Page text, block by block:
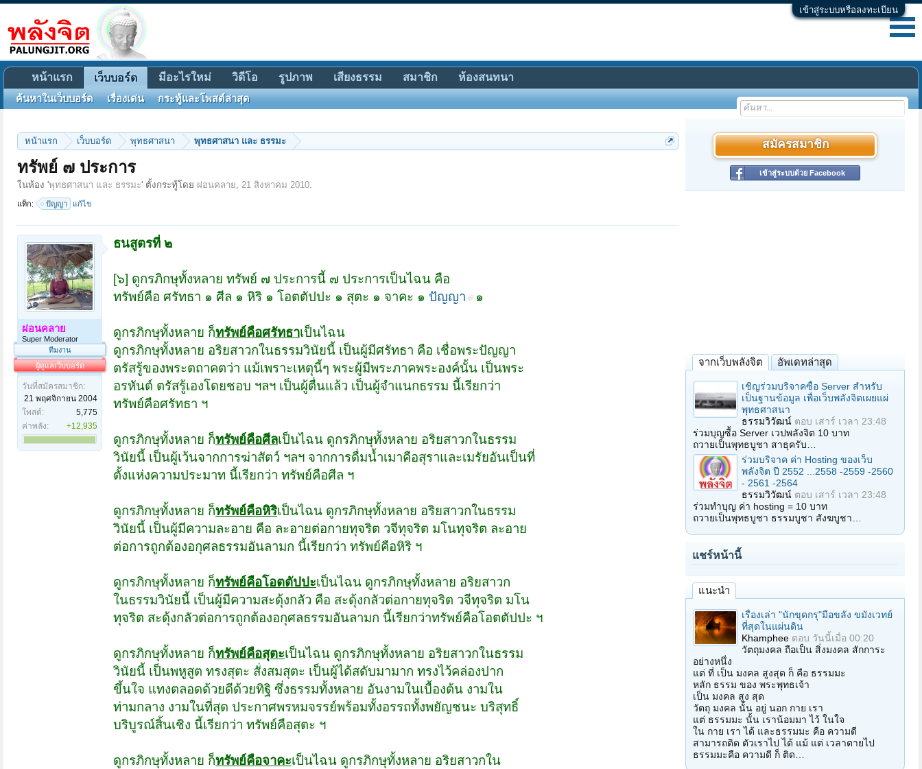
เข้าสู่ระบบหรือลงทะเบียน
หน้าแรก เว็บบอร์ด พุทธศาสนา พุทธศาสนา และ ธรรมะ
ทรัพย์ ๗ ประการ
ในห้อง 'พุทธศาสนา และ ธรรมะ' ตั้งกระทู้โดย ผ่อนคลาย, 21 สิงหาคม 2010.
แท็ก: ปัญญา แก้ไข
ผ่อนคลาย
Super Moderator
ทีมงาน
ผู้ดูแลเว็บบอร์ด
วันที่สมัครสมาชิก:
21 พฤศจิกายน 2004
โพสต์:
5,775
ค่าพลัง:
+12,935
ธนสูตรที่ ๒
[๖] ดูกรภิกษุทั้งหลาย ทรัพย์ ๗ ประการนี้ ๗ ประการเป็นไฉน คือ
ทรัพย์คือ ศรัทธา ๑ ศีล ๑ หิริ ๑ โอตตัปปะ ๑ สุตะ ๑ จาคะ ๑ ปัญญา ๑
ดูกรภิกษุทั้งหลาย ก็ทรัพย์คือศรัทธาเป็นไฉน
ดูกรภิกษุทั้งหลาย อริยสาวกในธรรมวินัยนี้ เป็นผู้มีศรัทธา คือ เชื่อพระปัญญา
ตรัสรู้ของพระตถาคตว่า แม้เพราะเหตุนี้ๆ พระผู้มีพระภาคพระองค์นั้น เป็นพระ
อรหันต์ ตรัสรู้เองโดยชอบ ฯลฯ เป็นผู้ตื่นแล้ว เป็นผู้จำแนกธรรม นี้เรียกว่า
ทรัพย์คือศรัทธา ฯ
ดูกรภิกษุทั้งหลาย ก็ทรัพย์คือศีลเป็นไฉน ดูกรภิกษุทั้งหลาย อริยสาวกในธรรม
วินัยนี้ เป็นผู้เว้นจากการฆ่าสัตว์ ฯลฯ จากการดื่มน้ำเมาคือสุราและเมรัยอันเป็นที่
ตั้งแห่งความประมาท นี้เรียกว่า ทรัพย์คือศีล ฯ
ดูกรภิกษุทั้งหลาย ก็ทรัพย์คือหิริเป็นไฉน ดูกรภิกษุทั้งหลาย อริยสาวกในธรรม
วินัยนี้ เป็นผู้มีความละอาย คือ ละอายต่อกายทุจริต วจีทุจริต มโนทุจริต ละอาย
ต่อการถูกต้องอกุศลธรรมอันลามก นี้เรียกว่า ทรัพย์คือหิริ ฯ
ดูกรภิกษุทั้งหลาย ก็ทรัพย์คือโอตตัปปะเป็นไฉน ดูกรภิกษุทั้งหลาย อริยสาวก
ในธรรมวินัยนี้ เป็นผู้มีความสะดุ้งกลัว คือ สะดุ้งกลัวต่อกายทุจริต วจีทุจริต มโน
ทุจริต สะดุ้งกลัวต่อการถูกต้องอกุศลธรรมอันลามก นี้เรียกว่าทรัพย์คือโอตตัปปะ ฯ
ดูกรภิกษุทั้งหลาย ก็ทรัพย์คือสุตะเป็นไฉน ดูกรภิกษุทั้งหลาย อริยสาวกในธรรม
วินัยนี้ เป็นพหูสูต ทรงสุตะ สั่งสมสุตะ เป็นผู้ได้สดับมามาก ทรงไว้คล่องปาก
ขึ้นใจ แทงตลอดด้วยดีด้วยทิฐิ ซึ่งธรรมทั้งหลาย อันงามในเบื้องต้น งามใน
ท่ามกลาง งามในที่สุด ประกาศพรหมจรรย์พร้อมทั้งอรรถทั้งพยัญชนะ บริสุทธิ์
บริบูรณ์สิ้นเชิง นี้เรียกว่า ทรัพย์คือสุตะ ฯ
ดูกรภิกษุทั้งหลาย ก็ทรัพย์คือจาคะเป็นไฉน ดูกรภิกษุทั้งหลาย อริยสาวกใน
สมัครสมาชิก
เข้าสู่ระบบด้วย Facebook
จากเว็บพลังจิต อัพเดทล่าสุด
เชิญร่วมบริจาคซื้อ Server สำหรับ
เป็นฐานข้อมูล เพื่อเว็บพลังจิตเผยแผ่
พุทธศาสนา
ธรรมวิวัฒน์ ตอบ เสาร์ เวลา 23:48
ร่วมบุญซื้อ Server เวปพลังจิต 10 บาท
ถวายเป็นพุทธบูชา สาธุครับ…
ร่วมบริจาค ค่า Hosting ของเว็บ
พลังจิต ปี 2552 ...2558 -2559 -2560
- 2561 -2564
ธรรมวิวัฒน์ ตอบ เสาร์ เวลา 23:48
ร่วมทำบุญ ค่า hosting = 10 บาท
ถวายเป็นพุทธบูชา ธรรมบูชา สังฆบูชา…
แชร์หน้านี้
แนะนำ
เรื่องเล่า "นักขุดกรุ"มือขลัง ขมังเวทย์
ที่สุดในแผ่นดิน
Khamphee ตอบ วันนี้เมื่อ 00:20
วัตถุมงคล ถือเป็น สิ่งมงคล สักการะ
อย่างหนึ่ง
แต่ ที่ เป็น มงคล สูงสุด ก็ คือ ธรรมมะ
หลัก ธรรม ของ พระพุทธเจ้า
เป็น มงคล สูง สุด
วัตถุ มงคล นั้น อยู่ นอก กาย เรา
แต่ ธรรมมะ นั้น เราน้อมมา ไว้ ในใจ
ใน กาย เรา ได้ และธรรมมะ คือ ความดี
สามารถติด ตัวเราไป ได้ แม้ แต่ เวลาตายไป
ธรรมมะคือ ความดี ก็ ติด…
หน้าแรก เว็บบอร์ด
ค้นหาในเว็บบอร์ด เรื่องเด่น กระทู้และโพสต์ล่าสุด
มีอะไรใหม่ วิดีโอ รูปภาพ เสียงธรรม สมาชิก ห้องสนทนา